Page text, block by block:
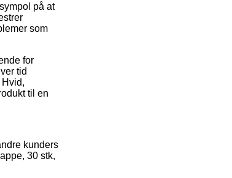
på at
som
for
tid
til en
kunders
30 stk,